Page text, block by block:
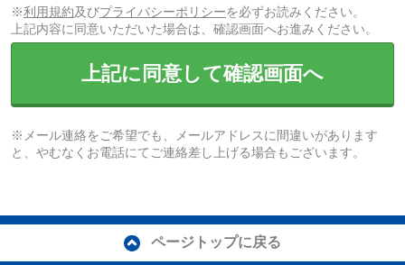
※利用規約及びプライバシーポリシーを必ずお読みください。
上記内容に同意いただいた場合は、確認画面へお進みください。
上記に同意して確認画面へ
※メール連絡をご希望でも、メールアドレスに間違いがあります
と、やむなくお電話にてご連絡差し上げる場合もございます。
ページトップに戻る